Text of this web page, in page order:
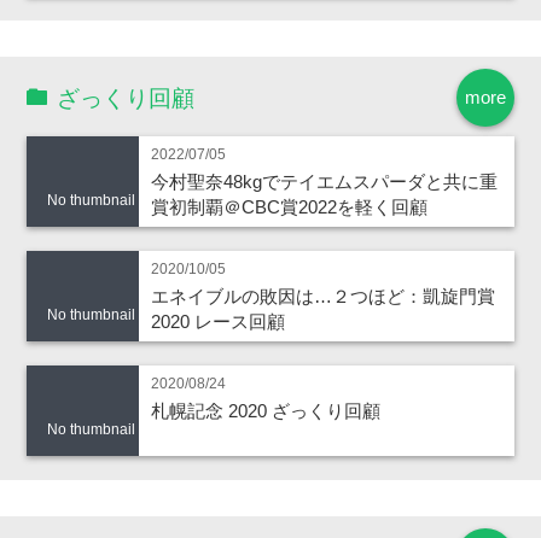
more
ざっくり回顧
No thumbnail
2022/07/05
今村聖奈48kgでテイエムスパーダと共に重
賞初制覇＠CBC賞2022を軽く回顧
No thumbnail
2020/10/05
エネイブルの敗因は…２つほど：凱旋門賞
2020 レース回顧
No thumbnail
2020/08/24
札幌記念 2020 ざっくり回顧